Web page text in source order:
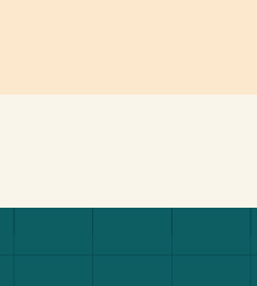
«Об особенностях